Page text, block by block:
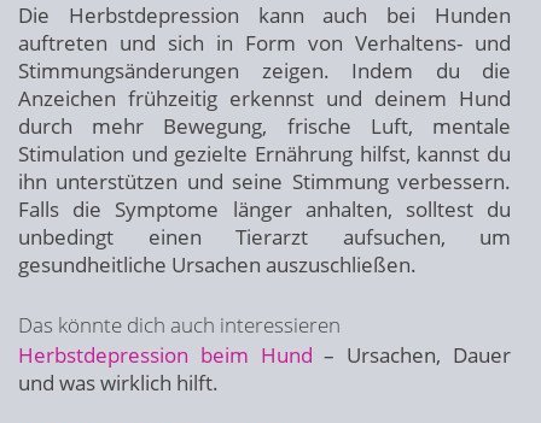
Die Herbstdepression kann auch bei Hunden
auftreten und sich in Form von Verhaltens- und
Stimmungsänderungen zeigen. Indem du die
Anzeichen frühzeitig erkennst und deinem Hund
durch mehr Bewegung, frische Luft, mentale
Stimulation und gezielte Ernährung hilfst, kannst du
ihn unterstützen und seine Stimmung verbessern.
Falls die Symptome länger anhalten, solltest du
unbedingt einen Tierarzt aufsuchen, um
gesundheitliche Ursachen auszuschließen.
Das könnte dich auch interessieren
Herbstdepression beim Hund – Ursachen, Dauer
und was wirklich hilft.